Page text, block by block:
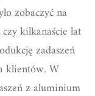
zobaczyć na
kilkanaście lat
zadaszeń
klientów. W
z aluminium